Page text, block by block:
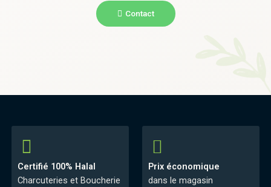
Contact
Certifié 100% Halal
Charcuteries et Boucherie
Prix économique
dans le magasin